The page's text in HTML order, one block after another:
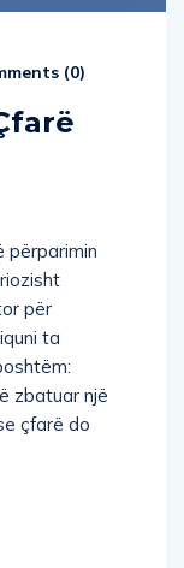
(0)
përparimin
për
ta
zbatuar një
çfarë do